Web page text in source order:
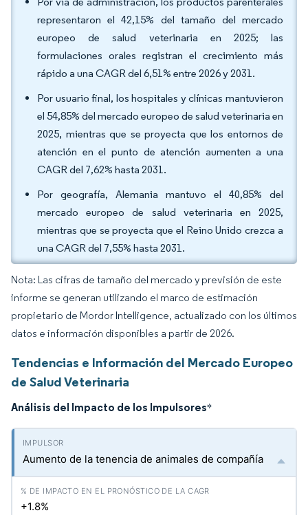
representaron el 42,15% del tamaño del mercado
europeo de salud veterinaria en 2025; las
formulaciones orales registran el crecimiento más
rápido a una CAGR del 6,51% entre 2026 y 2031.
Por usuario final, los hospitales y clínicas mantuvieron
el 54,85% del mercado europeo de salud veterinaria en
2025, mientras que se proyecta que los entornos de
atención en el punto de atención aumenten a una
CAGR del 7,62% hasta 2031.
Por geografía, Alemania mantuvo el 40,85% del
mercado europeo de salud veterinaria en 2025,
mientras que se proyecta que el Reino Unido crezca a
una CAGR del 7,55% hasta 2031.
Nota: Las cifras de tamaño del mercado y previsión de este
informe se generan utilizando el marco de estimación
propietario de Mordor Intelligence, actualizado con los últimos
datos e información disponibles a partir de 2026.
Tendencias e Información del Mercado Europeo
de Salud Veterinaria
Análisis del Impacto de los Impulsores*
Aumento de la tenencia de animales de compañía
+1.8%